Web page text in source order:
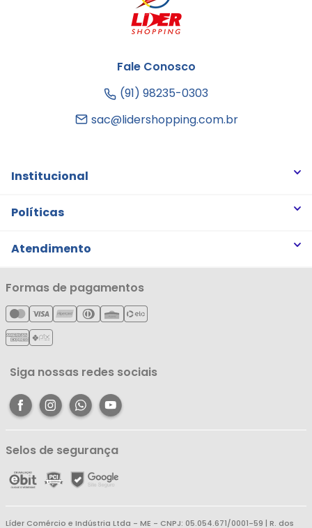
Fale Conosco
(91) 98235-0303
sac@lidershopping.com.br
Institucional
Quem somos
Notícias
Cartão Líderzan
Políticas
Trocas e Devoluções
Política de Privacidade
Política de Entrega
Política de Reembolso
Atendimento
Minha Conta
Meus Pedidos
Meus Favoritos
Central de Atendimento
Formas de pagamentos
Siga nossas redes sociais
Selos de segurança
Líder Comércio e Indústria Ltda - ME - CNPJ: 05.054.671/0001-59 | R. dos